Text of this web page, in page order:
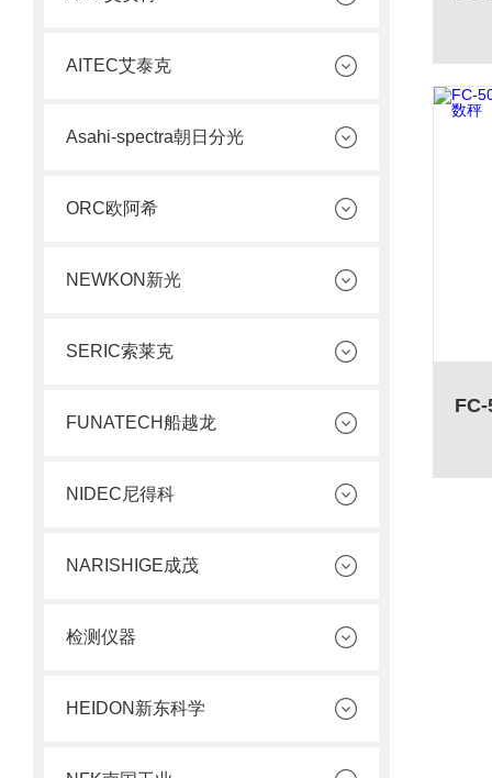
AITEC艾泰克
Asahi-spectra朝日分光
ORC欧阿希
NEWKON新光
SERIC索莱克
FUNATECH船越龙
NIDEC尼得科
NARISHIGE成茂
检测仪器
HEIDON新东科学